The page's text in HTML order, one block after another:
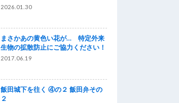
2026.01.30
まさかあの黄色い花が… 特定外来
生物の拡散防止にご協力ください！
2017.06.19
飯田城下を往く ④の２ 飯田弁その
２